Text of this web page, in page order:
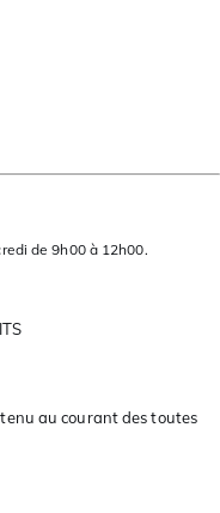
de 9h00 à 12h00.
au courant des toutes